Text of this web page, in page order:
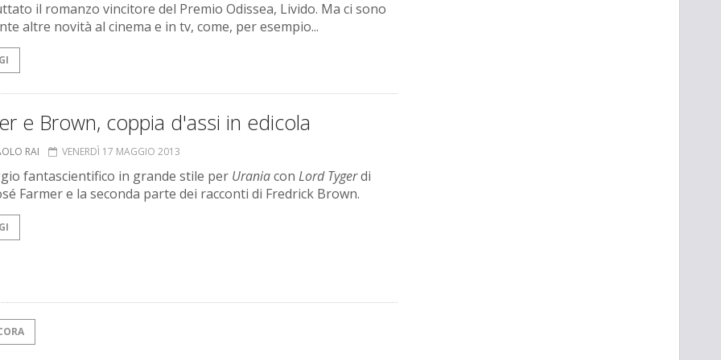
il romanzo vincitore del Premio Odissea, Livido. Ma ci sono
altre novità al cinema e in tv, come, per esempio...
e Brown, coppia d'assi in edicola
RAI VENERDÌ 17 MAGGIO 2013
fantascientifico in grande stile per Uraniacon Lord Tygerdi
Farmer e la seconda parte dei racconti di Fredrick Brown.